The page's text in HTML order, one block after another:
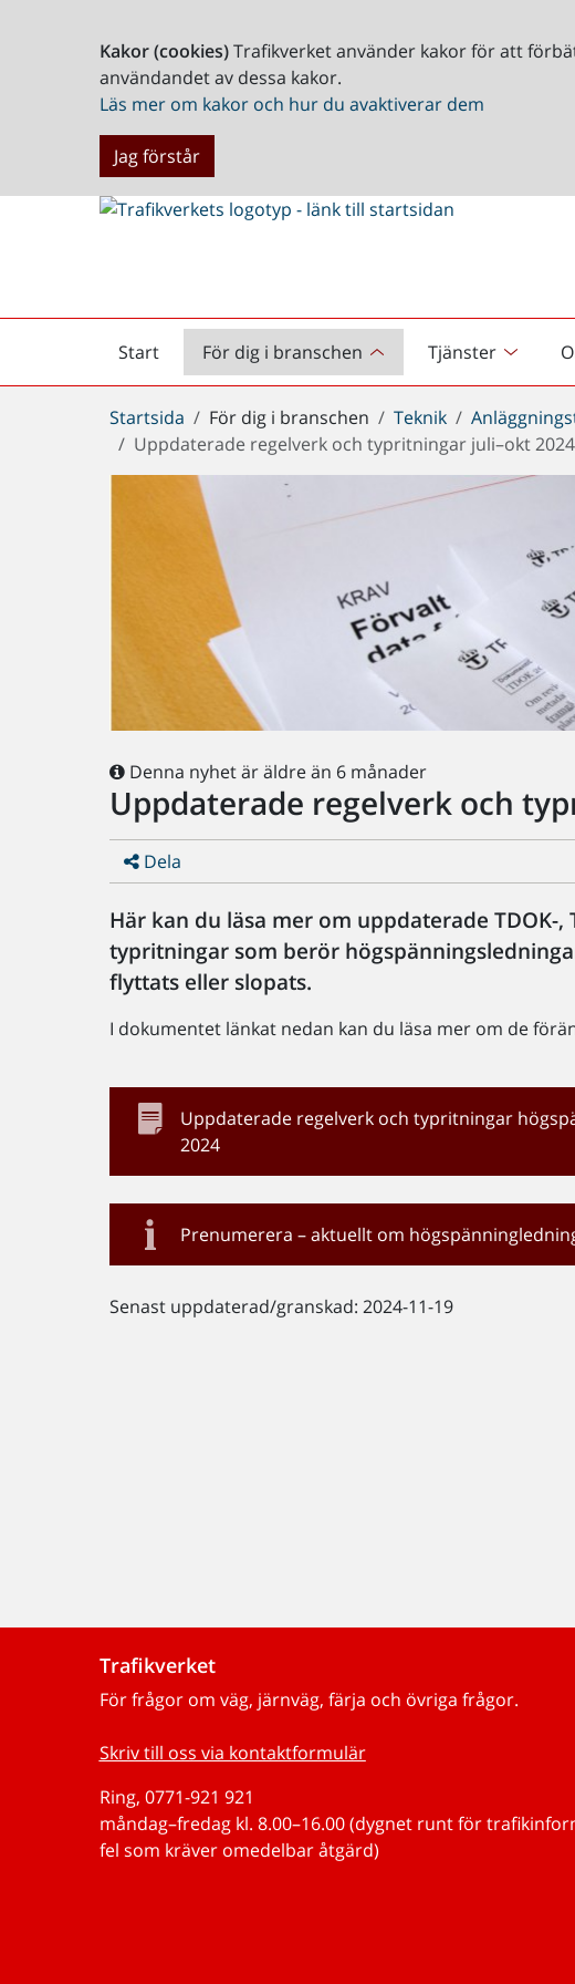
Kakor (cookies)Trafikverket använder kakor för att
användandet av dessa kakor.
Läs mer om kakor och hur du avaktiverar dem
Jag förstår
Start
Startsida För dig i branschen Tjänster
Du
är
här:
Startsida För dig i branschen Teknik
Uppdaterade regelverk och typritningar juli–okt 2024
Denna nyhet är äldre än 6 månader
Uppdaterade regelverk och
Dela
Här kan du läsa mer om uppdaterade TDOK-,
typritningar som berör
flyttats eller slopats.
I dokumentet länkat nedan kan du läsa mer om de
Uppdaterade regelverk och typritningar
2024
Prenumerera – aktuellt om
Senast uppdaterad/granskad: 2024-11-19
Trafikverket
För frågor om väg, järnväg, färja och övriga frågor.
Skriv till oss via kontaktformulär
Ring, 0771-921 921
måndag–fredag kl. 8.00–16.00 (dygnet runt för
fel som kräver omedelbar åtgärd)